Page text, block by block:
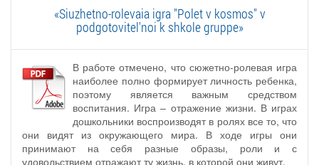
«Siuzhetno-rolevaia igra "Polet v kosmos" v
podgotovitel'noi k shkole gruppe»
В работе отмечено, что сюжетно-ролевая игра
наиболее полно формирует личность ребенка,
поэтому является важным средством
воспитания. Игра – отражение жизни. В играх
дошкольники воспроизводят в ролях все то, что
они видят из окружающего мира. В ходе игры они
принимают на себя разные образы, роли и с
удовольствием отражают ту жизнь, в которой они живут.